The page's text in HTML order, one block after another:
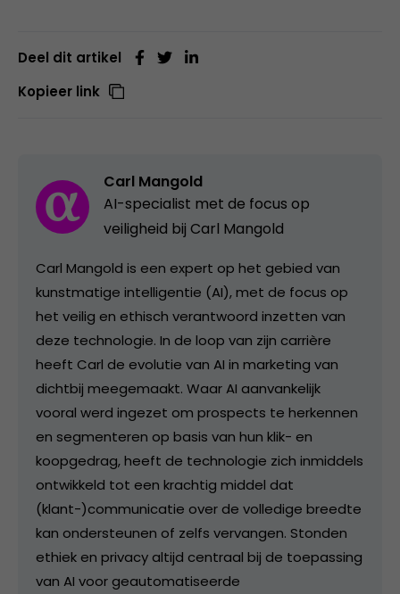
Deel dit artikel
Kopieer link
Carl Mangold
AI-specialist met de focus op
veiligheid bij Carl Mangold
Carl Mangold is een expert op het gebied van
kunstmatige intelligentie (AI), met de focus op
het veilig en ethisch verantwoord inzetten van
deze technologie. In de loop van zijn carrière
heeft Carl de evolutie van AI in marketing van
dichtbij meegemaakt. Waar AI aanvankelijk
vooral werd ingezet om prospects te herkennen
en segmenteren op basis van hun klik- en
koopgedrag, heeft de technologie zich inmiddels
ontwikkeld tot een krachtig middel dat
(klant-)communicatie over de volledige breedte
kan ondersteunen of zelfs vervangen. Stonden
ethiek en privacy altijd centraal bij de toepassing
van AI voor geautomatiseerde